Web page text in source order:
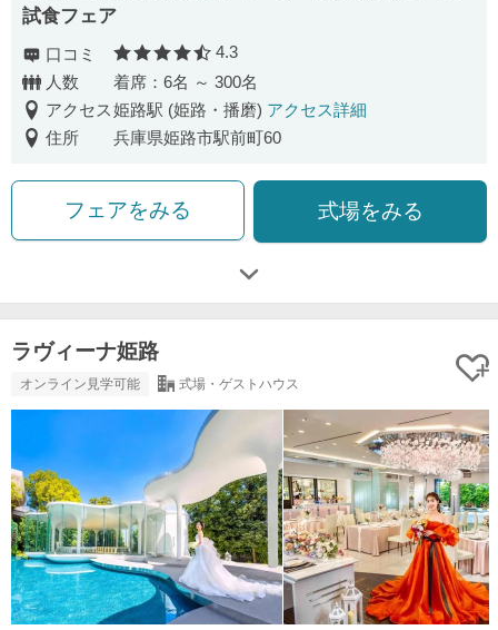
試食フェア
口コミ 口コミ評価
4.3
人数
着席：6名 ～ 300名
アクセス姫路駅 (姫路・播磨) アクセス詳細
住所
兵庫県姫路市駅前町60
フェアをみる 式場をみる
ラヴィーナ姫路
オンライン見学可能 式場・ゲストハウス